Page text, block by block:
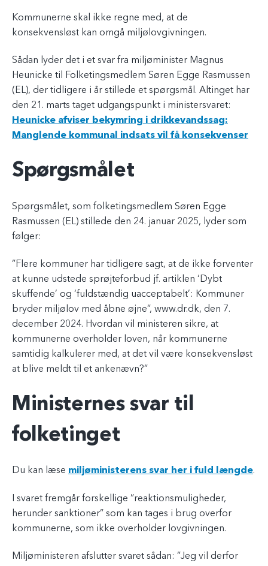
Kommunerne skal ikke regne med, at de
konsekvensløst kan omgå miljølovgivningen.
Sådan lyder det i et svar fra miljøminister Magnus
Heunicke til Folketingsmedlem Søren Egge Rasmussen
(EL), der tidligere i år stillede et spørgsmål. Altinget har
den 21. marts taget udgangspunkt i ministersvaret:
Heunicke afviser bekymring i drikkevandssag:
Manglende kommunal indsats vil få konsekvenser
Spørgsmålet
Spørgsmålet, som folketingsmedlem Søren Egge
Rasmussen (EL) stillede den 24. januar 2025, lyder som
følger:
”Flere kommuner har tidligere sagt, at de ikke forventer
at kunne udstede sprøjteforbud jf. artiklen ‘Dybt
skuffende’ og ‘fuldstændig uacceptabelt’: Kommuner
bryder miljølov med åbne øjne”, www.dr.dk, den 7.
december 2024. Hvordan vil ministeren sikre, at
kommunerne overholder loven, når kommunerne
samtidig kalkulerer med, at det vil være konsekvensløst
at blive meldt til et ankenævn?”
Ministernes svar til
folketinget
Du kan læse miljøministerens svar her i fuld længde.
I svaret fremgår forskellige ”reaktionsmuligheder,
herunder sanktioner” som kan tages i brug overfor
kommunerne, som ikke overholder lovgivningen.
Miljøministeren afslutter svaret sådan: ”Jeg vil derfor